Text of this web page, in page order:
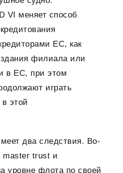
VI меняет способ
ЕС, как
филиала или
в ЕС, при этом
играть
этой
два следствия. Во-
master trust и
уровне флота по своей